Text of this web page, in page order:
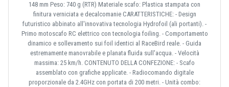
148 mm Peso: 740 g (RTR) Materiale scafo: Plastica stampata con
finitura verniciata e decalcomanie CARATTERISTICHE: - Design
futuristico abbinato all'innovativa tecnologia Hydrofoil (ali portanti). -
Primo motoscafo RC elettrico con tecnologia foiling. - Comportamento
dinamico e sollevamento sui foil identici al RaceBird reale. - Guida
estremamente manovrabile e planata fluida sull'acqua. - Velocità
massima: 25 km/h. CONTENUTO DELLA CONFEZIONE: - Scafo
assemblato con grafiche applicate. - Radiocomando digitale
proporzionale da 2.4GHz con portata di 200 metri. - Unità combo: